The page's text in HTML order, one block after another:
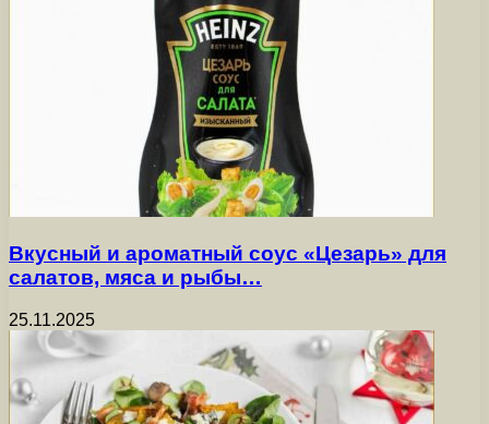
Вкусный и ароматный соус «Цезарь» для
салатов, мяса и рыбы…
25.11.2025